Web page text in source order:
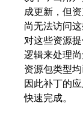
成更新，但
尚无法访问
对这些资源
逻辑来处理
资源包类型
因此补丁的
快速完成。